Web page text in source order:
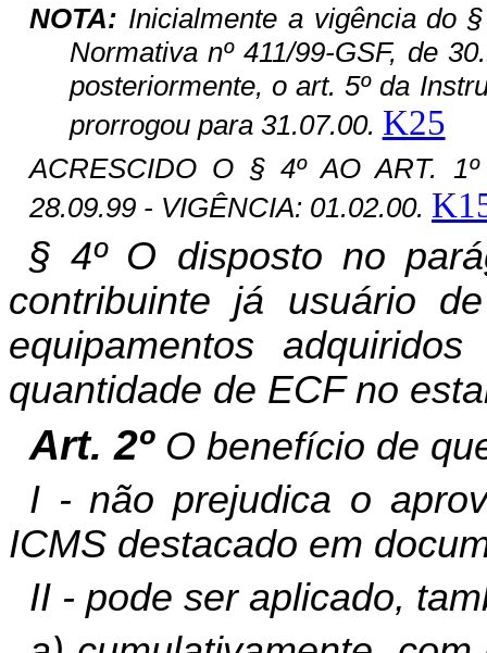
NOTA: Inicialmente a vigência do
Normativa nº 411/99-GSF, de
posteriormente, o art. 5º da
prorrogou para 31.07.00. K25
ACRESCIDO O § 4º AO ART.
28.09.99 - VIGÊNCIA: 01.02.00.
§ 4º O disposto no
contribuinte já usuário
equipamentos
quantidade de ECF no
Art. 2º O benefício de
I - não prejudica o
ICMS destacado em
II - pode ser aplicado,